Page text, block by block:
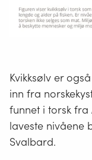
Kvikksølv er
inn fra
funnet i torsk
laveste nivåene
Svalbard.